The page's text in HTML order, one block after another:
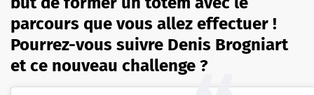
parcours que vous allez effectuer !
Pourrez-vous suivre Denis Brogniart
et ce nouveau challenge ?